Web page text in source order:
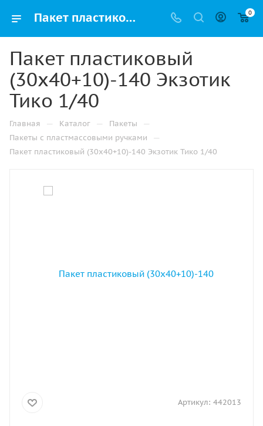
Пакет пластиковый (30х40+10)-140 Экзотик Тико 1/40 купить в Ижевске с доставкой оптом и в розницу 0
Пакет пластиковый
(30х40+10)-140 Экзотик
Тико 1/40
Главная — Каталог — Пакеты —
Пакеты с пластмассовыми ручками —
Пакет пластиковый (30х40+10)-140 Экзотик Тико 1/40
Артикул: 442013